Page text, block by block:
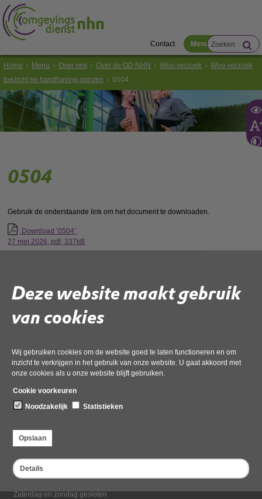
Deze website maakt gebruik
van cookies
Wij gebruiken cookies om de website goed te laten functioneren en om
inzicht te verkrijgen in het gebruik van onze website. U gaat akkoord met
onze cookies als u onze website blijft gebruiken.
Cookie voorkeuren
Noodzakelijk
Statistieken
Opslaan
Details
Contact Menu
Home Menu Over ons Over de OD NHN Woo-verzoek
Woo-verzoek
toezicht en handhaving ganzen
0504
0504
Gebruik de onderstaande link om het document te downloaden.
Download ‘0504’,
27 mei 2026, pdf, 337kB
Bezoekadres
Dampten 2, 1624 NR Hoorn
Postbus 2095, 1620 EB Hoorn
Openingstijden kantoor
Maandag tot en met vrijdag*
van 08:00 tot 16:30
Zaterdag en zondag gesloten